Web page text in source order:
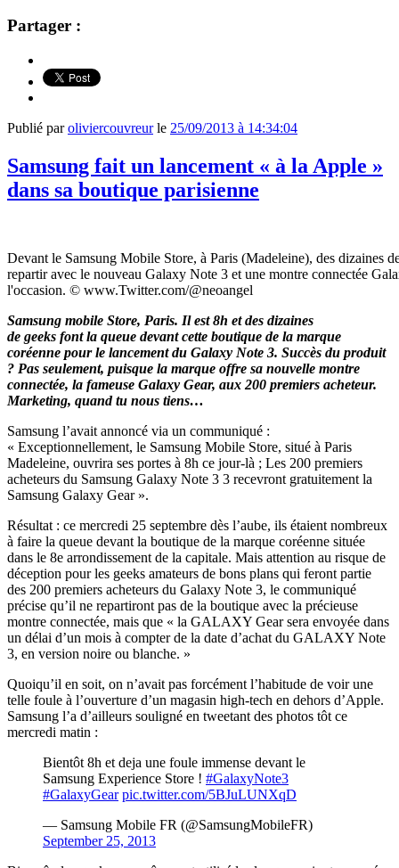
Partager :
Publié paroliviercouvreurle 25/09/2013 à 14:34:04
Samsung fait un lancement « à la Apple »
dans sa boutique parisienne
Devant le Samsung Mobile Store, à Paris (Madeleine), des dizaines
repartir avec le nouveau Galaxy Note 3 et une montre connectée
l'occasion. © www.Twitter.com/@neoangel
Samsung mobile Store, Paris. Il est 8h et des dizaines
de geeks font la queue devant cette boutique de la marque
coréenne pour le lancement du Galaxy Note 3. Succès du produit
? Pas seulement, puisque la marque offre sa nouvelle montre
connectée, la fameuse Galaxy Gear, aux 200 premiers acheteur.
Marketing, quand tu nous tiens…
Samsung l’avait annoncé via un communiqué :
« Exceptionnellement, le Samsung Mobile Store, situé à Paris
Madeleine, ouvrira ses portes à 8h ce jour-là ; Les 200 premiers
acheteurs du Samsung Galaxy Note 3 3 recevront gratuitement la
Samsung Galaxy Gear ».
Résultat : ce mercredi 25 septembre dès l’aube, ils étaient nombreux
à faire la queue devant la boutique de la marque coréenne située
dans le 8e arrondissement de la capitale. Mais attention au risque de
déception pour les geeks amateurs de bons plans qui feront partie
des 200 premiers acheteurs du Galaxy Note 3, le communiqué
précise qu’il ne repartiront pas de la boutique avec la précieuse
montre connectée, mais que « la GALAXY Gear sera envoyée dans
un délai d’un mois à compter de la date d’achat du GALAXY Note
3, en version noire ou blanche. »
Quoiqu’il en soit, on n’avait pas forcément l’habitude de voir une
telle foule à l’ouverture d’un magasin high-tech en dehors d’Apple.
Samsung l’a d’ailleurs souligné en tweetant des photos tôt ce
mercredi matin :
Bientôt 8h et deja une foule immense devant le
Samsung Experience Store ! #GalaxyNote3
#GalaxyGear pic.twitter.com/5BJuLUNXqD
— Samsung Mobile FR (@SamsungMobileFR)
September 25, 2013